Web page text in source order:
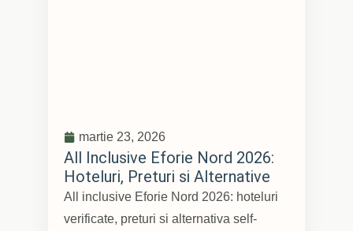
martie 23, 2026
All Inclusive Eforie Nord 2026:
Hoteluri, Preturi si Alternative
All inclusive Eforie Nord 2026: hoteluri
verificate, preturi si alternativa self-